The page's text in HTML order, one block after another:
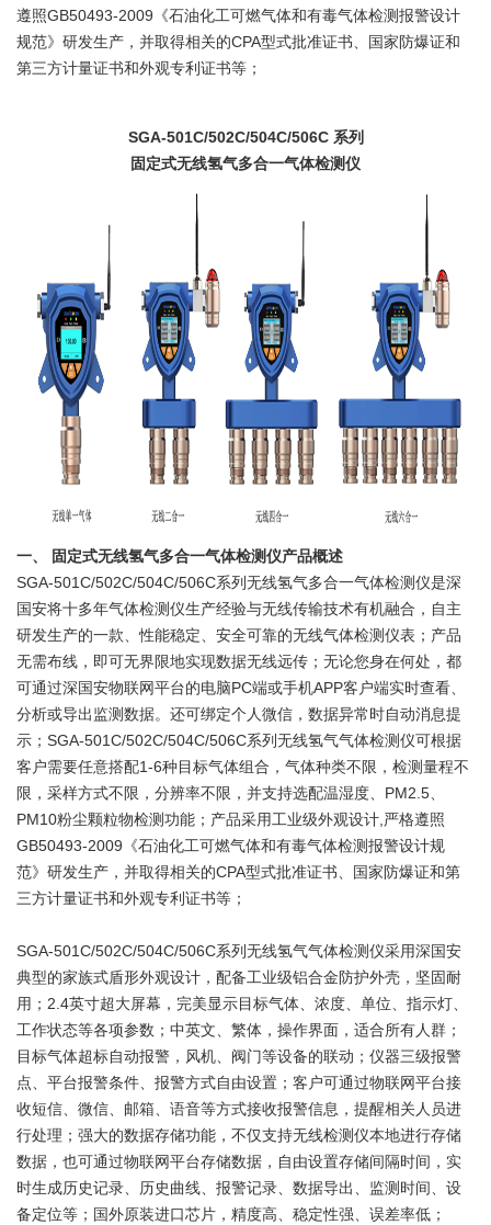
遵照GB50493-2009《石油化工可燃气体和有毒气体检测报警设计
规范》研发生产，并取得相关的CPA型式批准证书、国家防爆证和
第三方计量证书和外观专利证书等；
SGA-501C/502C/504C/506C 系列
固定式无线氢气多合一气体检测仪
一、
固定式无线氢气多合一气体检测仪产品概述
SGA-501C/502C/504C/506C系列无线氢气多合一气体检测仪是深
国安将十多年气体检测仪生产经验与无线传输技术有机融合，自主
研发生产的一款、性能稳定、安全可靠的无线气体检测仪表；产品
无需布线，即可无界限地实现数据无线远传；无论您身在何处，都
可通过深国安物联网平台的电脑PC端或手机APP客户端实时查看、
分析或导出监测数据。还可绑定个人微信，数据异常时自动消息提
示；SGA-501C/502C/504C/506C系列无线氢气气体检测仪可根据
客户需要任意搭配1-6种目标气体组合，气体种类不限，检测量程不
限，采样方式不限，分辨率不限，并支持选配温湿度、PM2.5、
PM10粉尘颗粒物检测功能；产品采用工业级外观设计,严格遵照
GB50493-2009《石油化工可燃气体和有毒气体检测报警设计规
范》研发生产，并取得相关的CPA型式批准证书、国家防爆证和第
三方计量证书和外观专利证书等；
SGA-501C/502C/504C/506C系列无线氢气气体检测仪采用深国安
典型的家族式盾形外观设计，配备工业级铝合金防护外壳，坚固耐
用；2.4英寸超大屏幕，完美显示目标气体、浓度、单位、指示灯、
工作状态等各项参数；中英文、繁体，操作界面，适合所有人群；
目标气体超标自动报警，风机、阀门等设备的联动；仪器三级报警
点、平台报警条件、报警方式自由设置；客户可通过物联网平台接
收短信、微信、邮箱、语音等方式接收报警信息，提醒相关人员进
行处理；强大的数据存储功能，不仅支持无线检测仪本地进行存储
数据，也可通过物联网平台存储数据，自由设置存储间隔时间，实
时生成历史记录、历史曲线、报警记录、数据导出、监测时间、设
备定位等；国外原装进口芯片，精度高、稳定性强、误差率低；